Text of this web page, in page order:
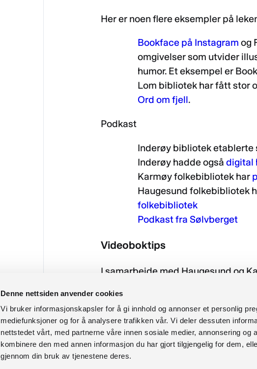
Denne nettsiden anvender cookies
Vi bruker informasjonskapsler for å gi innhold og annonser et personlig
mediefunksjoner og for å analysere trafikken vår. Vi deler dessuten
nettstedet vårt, med partnerne våre innen sosiale medier, annonsering og
kombinere den med annen informasjon du har gjort tilgjengelig for dem,
gjennom din bruk av tjenestene deres.
Her er noen flere eksempler på
Bookface på Instagram og
omgivelser som utvider
humor. Et eksempel er
Lom bibliotek har fått stor
Ord om fjell.
Podkast
Inderøy bibliotek etablerte
Inderøy hadde ogsådigital
Karmøy folkebibliotek har
Haugesund folkebibliotek
folkebibliotek
Podkast fra Sølvberget
Videoboktips
I samarbeide med Haugesund og
Videoboktips
produksjon av korte videoboktips
landet.
Eksempler på videoboktips finner
bibliotekene i Rogaland
og på